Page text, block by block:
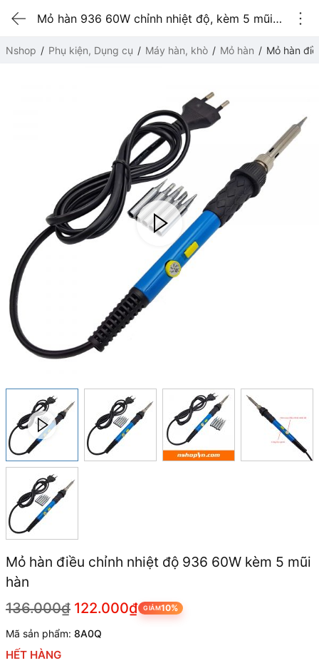
Mỏ hàn 936 60W chỉnh nhiệt độ, kèm 5 mũi hàn
Nshop Phụ kiện, Dụng cụ Máy hàn, khò Mỏ hàn Mỏ hàn
Mỏ hàn điều chỉnh nhiệt độ 936 60W kèm 5 mũi
hàn
136.000₫ 122.000₫ GIẢM10%
Mã sản phẩm: 8A0Q
HẾT HÀNG